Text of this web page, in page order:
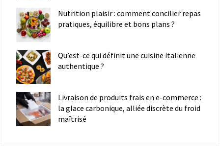
Nutrition plaisir : comment concilier repas
pratiques, équilibre et bons plans ?
Qu’est-ce qui définit une cuisine italienne
authentique ?
Livraison de produits frais en e-commerce :
la glace carbonique, alliée discrète du froid
maîtrisé